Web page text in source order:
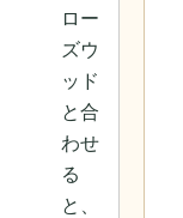
ロー
ズウ
ッド
と合
わせ
る
と、